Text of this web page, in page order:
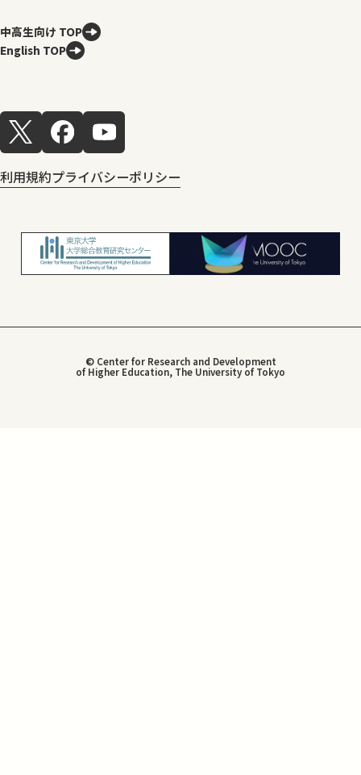
中高生向け TOP
English TOP
利用規約プライバシーポリシー
© Center for Research and Development
of Higher Education, The University of Tokyo